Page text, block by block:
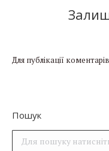
Для публікації
Пошук
Поиск: